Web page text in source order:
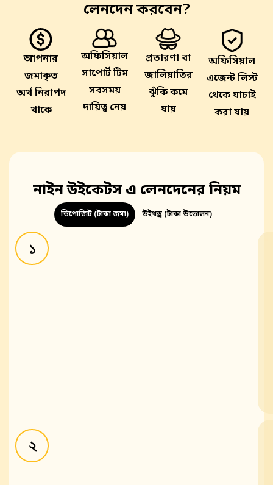
লেনদেন করবেন?
আপনার
জমাকৃত
অর্থ নিরাপদ
থাকে
অফিসিয়াল
সাপোর্ট টিম
সবসময়
দায়িত্ব নেয়
প্রতারণা বা
জালিয়াতির
ঝুঁকি কমে
যায়
অফিসিয়াল
এজেন্ট লিস্ট
থেকে যাচাই
করা যায়
নাইন উইকেটস এ লেনদেনের নিয়ম
ডিপোজিট (টাকা জমা) উইথড্র (টাকা উত্তোলন)
১
২